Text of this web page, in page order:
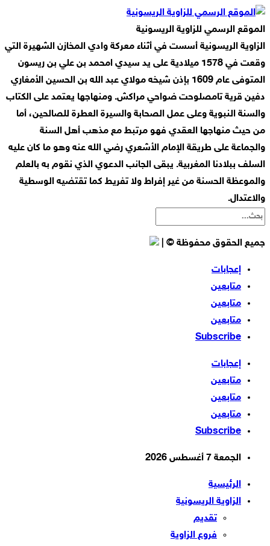
الموقع الرسمي للزاوية الريسونية
الزاوية الريسونية أسست في أثناء معركة وادي المخازن الشهيرة التي
وقعت في 1578 ميلادية على يد سيدي امحمد بن علي بن ريسون
المتوفى عام 1609 بإذن شيخه مولاي عبد الله بن الحسين الأمغاري
دفين قرية تامصلوحت ضواحي مراكش. ومنهاجها يعتمد على الكتاب
والسنة النبوية وعلى عمل الصحابة والسيرة العطرة للصالحين، أما
من حيث منهاجها العقدي فهو مرتبط مع مذهب أهل السنة
والجماعة على طريقة الإمام الأشعري رضي الله عنه وهو ما كان عليه
السلف ببلادنا المغربية. يبقى الجانب الدعوي الذي نقوم به بالعلم
والموعظة الحسنة من غير إفراط ولا تفريط كما تقتضيه الوسطية
والاعتدال.
جميع الحقوق محفوظة © |
إعجابات
متابعين
متابعين
متابعين
Subscribe
إعجابات
متابعين
متابعين
متابعين
Subscribe
الجمعة 7 أغسطس 2026
الرئيسية
الزاوية الريسونية
تقديم
فروع الزاوية